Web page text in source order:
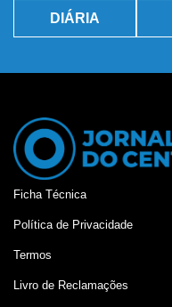
DIÁRIA
Ficha Técnica
Política de Privacidade
Termos
Livro de Reclamações